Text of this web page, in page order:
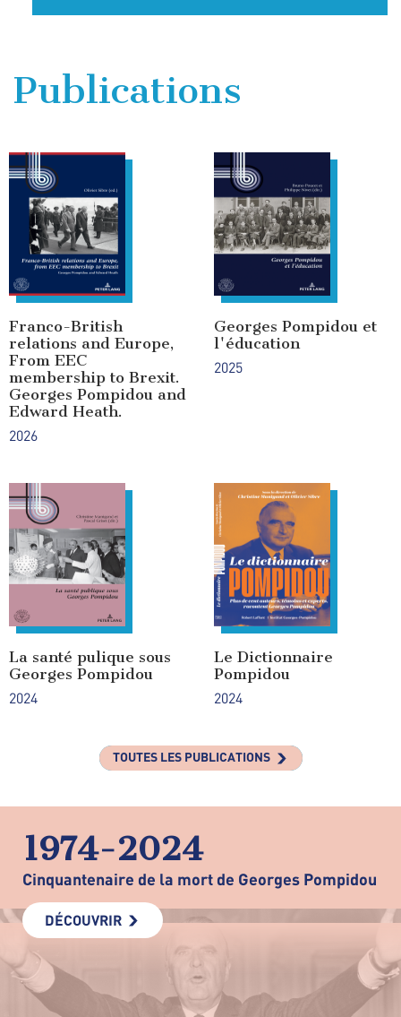
Publications
Franco-British
relations and Europe,
From EEC
membership to Brexit.
Georges Pompidou and
Edward Heath.
2026
Georges Pompidou et
l'éducation
2025
La santé pulique sous
Georges Pompidou
2024
Le Dictionnaire
Pompidou
2024
TOUTES LES PUBLICATIONS
1974-2024
Cinquantenaire de la mort de Georges Pompidou
DÉCOUVRIR